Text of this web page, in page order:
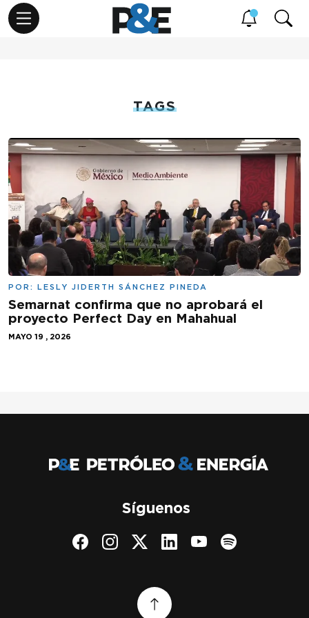
TAGS
POR: LESLY JIDERTH SÁNCHEZ PINEDA
Semarnat confirma que no aprobará el
proyecto Perfect Day en Mahahual
MAYO 19 , 2026
Síguenos